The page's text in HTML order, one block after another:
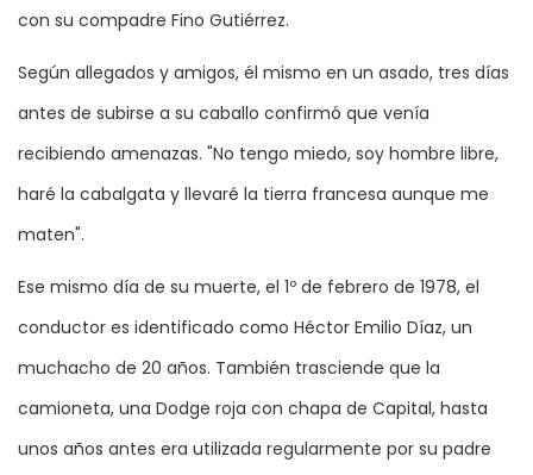
con su compadre Fino Gutiérrez.
Según allegados y amigos, él mismo en un asado, tres días
antes de subirse a su caballo confirmó que venía
recibiendo amenazas. "No tengo miedo, soy hombre libre,
haré la cabalgata y llevaré la tierra francesa aunque me
maten".
Ese mismo día de su muerte, el 1º de febrero de 1978, el
conductor es identificado como Héctor Emilio Díaz, un
muchacho de 20 años. También trasciende que la
camioneta, una Dodge roja con chapa de Capital, hasta
unos años antes era utilizada regularmente por su padre